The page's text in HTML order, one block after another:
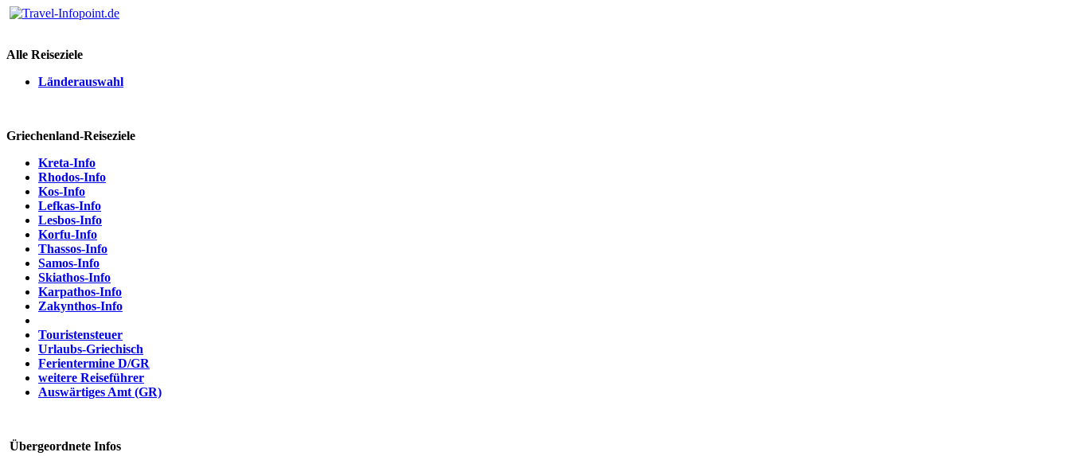
Alle Reiseziele
Länderauswahl
Griechenland-Reiseziele
Kreta-Info
Rhodos-Info
Kos-Info
Lefkas-Info
Lesbos-Info
Korfu-Info
Thassos-Info
Samos-Info
Skiathos-Info
Karpathos-Info
Zakynthos-Info
Touristensteuer
Urlaubs-Griechisch
Ferientermine D/GR
weitere Reiseführer
Auswärtiges Amt (GR)
Übergeordnete Infos